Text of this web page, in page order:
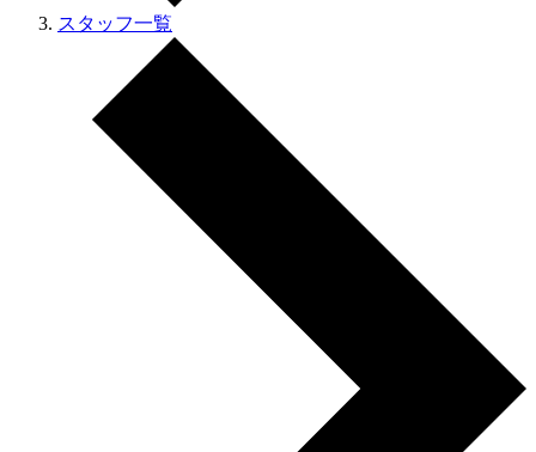
スタッフ一覧